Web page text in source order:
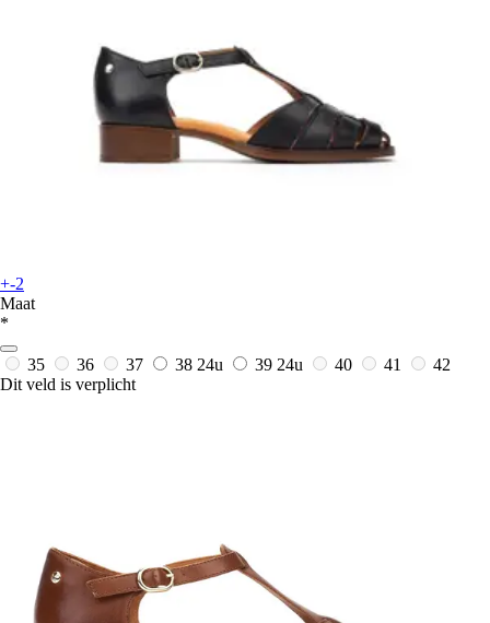
+-2
Maat
*
35 36 37 38 24u 39 24u 40 41
42
Dit veld is verplicht